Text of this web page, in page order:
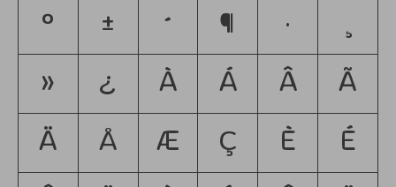
° ± ´ ¶ · ¸
» ¿ À Á Â Ã
Ä Å Æ Ç È É